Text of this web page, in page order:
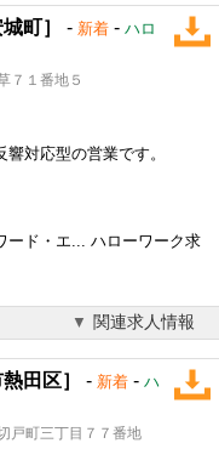
町］ - 新着 - ハロ
７１番地５
対応型の営業です。
ード・エ... ハローワーク求
関連求人情報
田区］ - 新着 - ハ
戸町三丁目７７番地